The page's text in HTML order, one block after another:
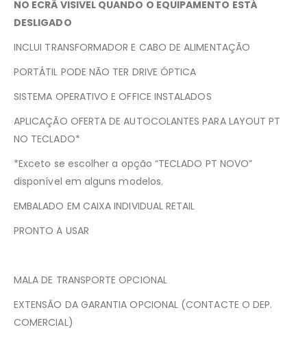
NO ECRÃ VISIVEL QUANDO O EQUIPAMENTO ESTÁ
DESLIGADO
INCLUI TRANSFORMADOR E CABO DE ALIMENTAÇÃO
PORTÁTIL PODE NÃO TER DRIVE ÓPTICA
SISTEMA OPERATIVO E OFFICE INSTALADOS
APLICAÇÃO OFERTA DE AUTOCOLANTES PARA LAYOUT PT
NO TECLADO*
*Exceto se escolher a opção “TECLADO PT NOVO”
disponível em alguns modelos.
EMBALADO EM CAIXA INDIVIDUAL RETAIL
PRONTO A USAR
MALA DE TRANSPORTE OPCIONAL
EXTENSÃO DA GARANTIA OPCIONAL (CONTACTE O DEP.
COMERCIAL)